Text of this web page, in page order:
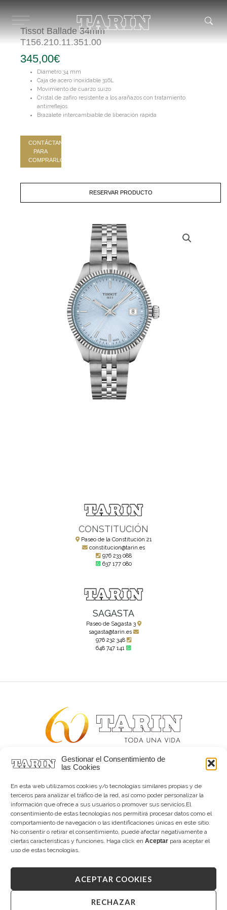
Gestionar el Consentimiento de
las Cookies
En esta web utilizamos cookies y/o tecnologías similares propias y de
terceros para analizar el tráfico de la red, así como poder personalizar la
información que ofrece a sus usuarios o promover sus servicios.El
consentimiento de estas tecnologías nos permitirá procesar datos como el
comportamiento de navegación o las identificaciones únicas en este sitio.
No consentir o retirar el consentimiento, puede afectar negativamente a
ciertas características y funciones. Haga click en Aceptar para aceptar el
uso de estas tecnologías.
ACEPTAR COOKIES
RECHAZAR
contenido
Tissot Ballade 34mm
T156.210.11.351.00
345,00€
Diámetro:34 mm
Caja de acero inoxidable 316L
Movimiento de cuarzo suizo
Cristal de zafiro resistente a los arañazos con tratamiento
antirreflejos
Brazalete intercambiable de liberación rápida
CONTÁCTANOS
PARA
COMPRARLO
RESERVAR PRODUCTO
CONSTITUCIÓN
Paseo de la Constitución 21
constitucion@tarin.es
976 233 088
637 177 080
SAGASTA
Paseo de Sagasta 3
sagasta@tarin.es
976 232 348
648 747 141
Alta joyería desde 1963
Tarín Magazine
Contacto
Copyright © 2026 Tarín Joyeros
Aviso legal|Política de uso|Política de privacidad
Canal interno de información